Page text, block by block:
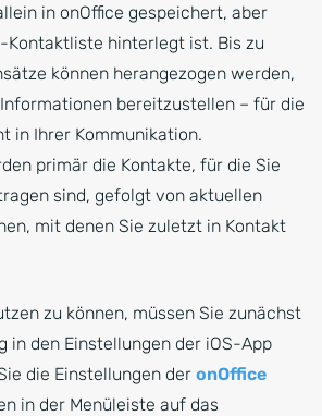
in onOffice gespeichert, aber
Kontaktliste hinterlegt ist. Bis zu
können herangezogen werden,
bereitzustellen – für die
in Ihrer Kommunikation.
primär die Kontakte, für die Sie
sind, gefolgt von aktuellen
mit denen Sie zuletzt in Kontakt
zu können, müssen Sie zunächst
in den Einstellungen der iOS-App
die Einstellungen der onOffice
in der Menüleiste auf das